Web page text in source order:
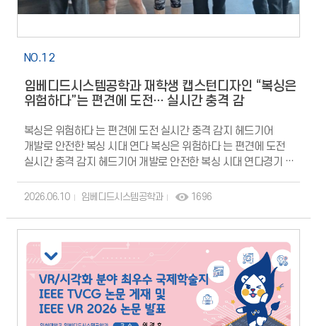
청라국제도시에는 국내 최대 규모의 로봇산업 클러스터인
연구기관 유치가 본격 추진되고 있다. 인천대학교가 양성하는
로봇 AI 인재는 인천공항 인천항 등 물류 인프라와 결합해
전망이다.이인재 인천대학교 총장은 이번 성과는 인천대학교가 I-
RISE(앵커) 사업을 통해 추진해 온 지역 전략산업 인재양성과
즉시 투입 가능한 AI 로봇 인재양성 체계를 더욱 고도화해
나가겠다 고 밝혔다.
NO.12
임베디드시스템공학과 재학생 캡스턴디자인 “복싱은
위험하다”는 편견에 도전… 실시간 충격 감
복싱은 위험하다 는 편견에 도전 실시간 충격 감지 헤드기어
개발로 안전한 복싱 시대 연다 복싱은 위험하다 는 편견에 도전
실시간 충격 감지 헤드기어 개발로 안전한 복싱 시대 연다경기 중
스포츠/연예 뉴스 기사본문 - 인천신문
2026.06.10 임베디드시스템공학과 1696